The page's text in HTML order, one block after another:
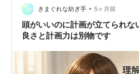
ぇん。そんなわけで、ノートは私の
クみたいなもん。ノートにタスクを
て脳みそのデータを消去できる。脳
きまぐれな紡ぎ手 • 5ヶ月前
頭がいいのに計画が立てられな
良さと計画力は別物です